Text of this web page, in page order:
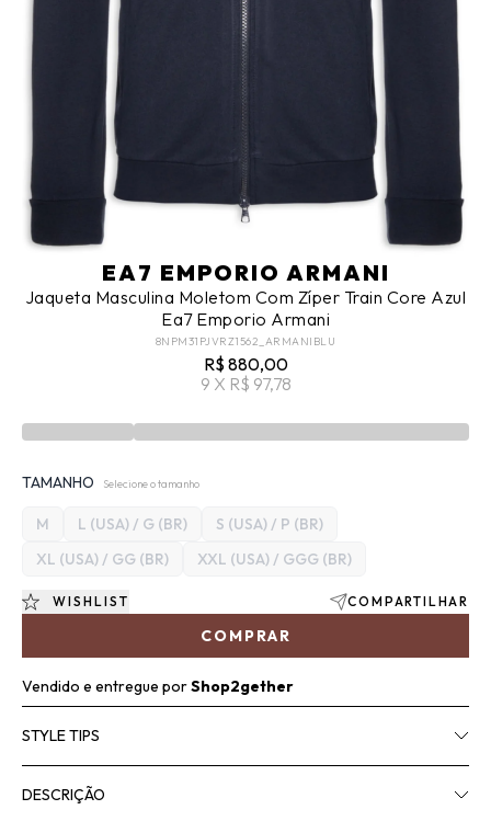
EA7 EMPORIO ARMANI
Jaqueta Masculina Moletom Com Zíper Train Core Azul
Ea7 Emporio Armani
8NPM31PJVRZ1562_ARMANIBLU
R$ 880,00
9 X R$ 97,78
TAMANHO Selecione o tamanho
M L (USA) / G (BR)
S (USA) / P (BR)
XL (USA) / GG (BR)
XXL (USA) / GGG (BR)
COMPRAR
WISHLIST COMPARTILHAR
Vendido e entregue porShop2gether
STYLE TIPS
DESCRIÇÃO